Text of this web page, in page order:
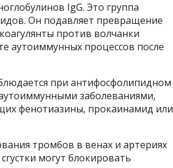
IgG. Это группа
Он подавляет превращение
против волчанки
аутоиммунных процессов после
при антифосфолипидном
заболеваниями,
фенотиазины, прокаинамид или
тромбов в венах и артериях
могут блокировать